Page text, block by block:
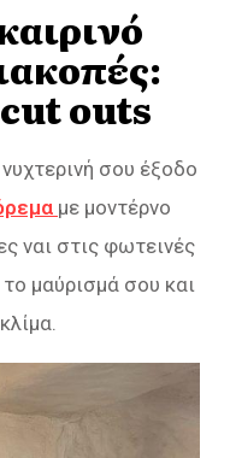
outs
σου έξοδο
με μοντέρνο
ναι στις φωτεινές
μαύρισμά σου και